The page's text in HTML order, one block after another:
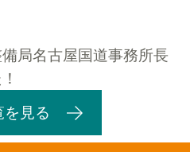
局名古屋国道事務所長
を見る